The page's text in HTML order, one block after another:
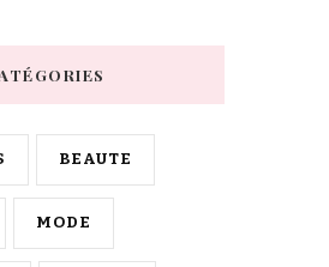
BEAUTE
MODE